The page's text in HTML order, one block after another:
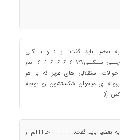
به بعضیا باید گفت: ایــنــو نــگـی
چــی بــگــی؟؟؟ 6 6 6 6 6 6 اندر
احوالات استقلالی های عزیز که با هر
بهونه ای میخوان شکستشون رو توجیه
کنن :))
به بعضیا باید گفت.. . . . . . حااااااالم از